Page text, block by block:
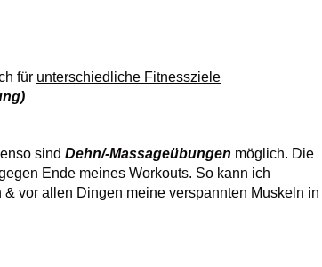
für unterschiedliche Fitnessziele
sind Dehn/-Massageübungen möglich. Die
Ende meines Workouts. So kann ich
vor allen Dingen meine verspannten Muskeln in